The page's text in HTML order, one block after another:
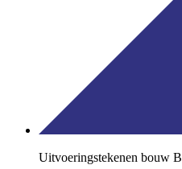
Uitvoeringstekenen bouw B